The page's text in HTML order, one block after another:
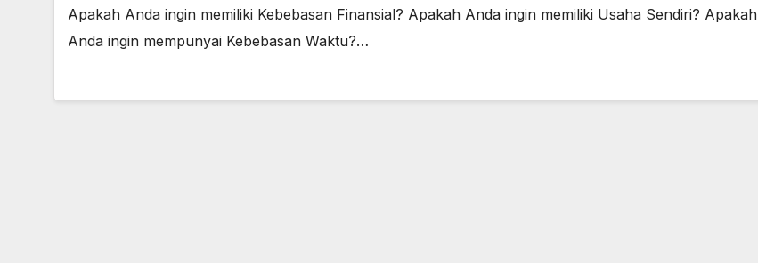
Apakah Anda ingin memiliki Kebebasan Finansial? Apakah Anda ingin memiliki Usaha Sendiri? Apakah
Anda ingin mempunyai Kebebasan Waktu?…